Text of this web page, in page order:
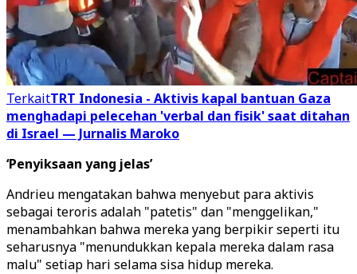
TerkaitTRT Indonesia - Aktivis kapal bantuan Gaza
menghadapi pelecehan 'verbal dan fisik' saat ditahan
di Israel — Jurnalis Maroko
‘Penyiksaan yang jelas’
Andrieu mengatakan bahwa menyebut para aktivis
sebagai teroris adalah "patetis" dan "menggelikan,"
menambahkan bahwa mereka yang berpikir seperti itu
seharusnya "menundukkan kepala mereka dalam rasa
malu" setiap hari selama sisa hidup mereka.